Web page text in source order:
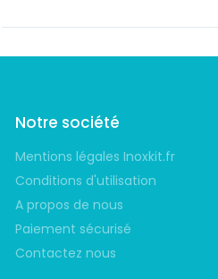
Notre société
Mentions légales Inoxkit.fr
Conditions d'utilisation
A propos de nous
Paiement sécurisé
Contactez nous